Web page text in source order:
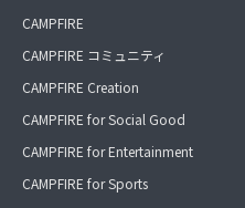
CAMPFIRE
CAMPFIRE コミュニティ
CAMPFIRE Creation
CAMPFIRE for Social Good
CAMPFIRE for Entertainment
CAMPFIRE for Sports